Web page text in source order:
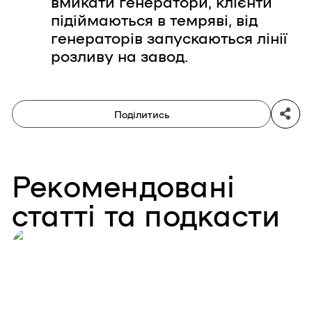
Поділитись
підіймаються в темряві, від
генераторів запускаються лінії
розливу на завод.
Рекомендовані
статті та подкасти